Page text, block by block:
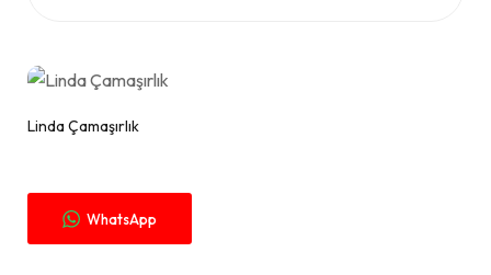
Linda Çamaşırlık
WhatsApp